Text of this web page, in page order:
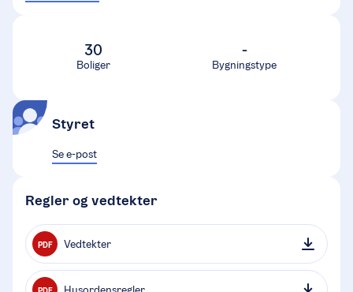
30
Boliger
-
Bygningstype
Styret
Se e-post
Regler og vedtekter
PDF Vedtekter